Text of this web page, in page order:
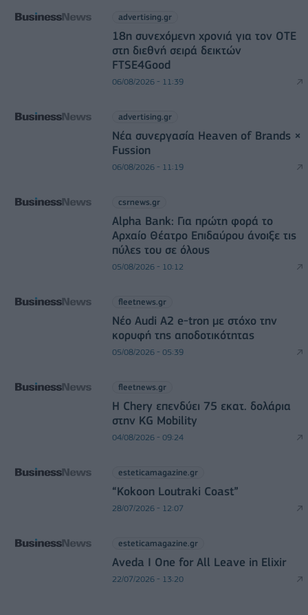
advertising.gr
18η συνεχόμενη χρονιά για τον ΟΤΕ
στη διεθνή σειρά δεικτών
FTSE4Good
06/08/2026 - 11:39
advertising.gr
Νέα συνεργασία Heaven of Brands ×
Fussion
06/08/2026 - 11:19
csrnews.gr
Alpha Bank: Για πρώτη φορά το
Αρχαίο Θέατρο Επιδαύρου άνοιξε τις
πύλες του σε όλους
05/08/2026 - 10:12
fleetnews.gr
Νέο Audi A2 e-tron με στόχο την
κορυφή της αποδοτικότητας
05/08/2026 - 05:39
fleetnews.gr
Η Chery επενδύει 75 εκατ. δολάρια
στην KG Mobility
04/08/2026 - 09:24
esteticamagazine.gr
“Kokoon Loutraki Coast”
28/07/2026 - 12:07
esteticamagazine.gr
Aveda I One for All Leave in Elixir
22/07/2026 - 13:20